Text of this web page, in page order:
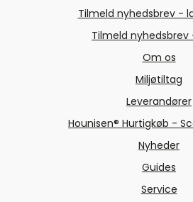
Tilmeld nyhedsbrev -
Tilmeld
Om os
Miljøtiltag
Leverandører
Hounisen® Hurtigkøb -
Nyheder
Guides
Service